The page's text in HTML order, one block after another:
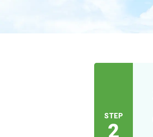
STEP
2